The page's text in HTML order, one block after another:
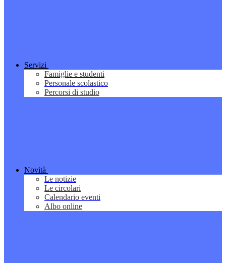
Servizi
Famiglie e studenti
Personale scolastico
Percorsi di studio
Novità
Le notizie
Le circolari
Calendario eventi
Albo online